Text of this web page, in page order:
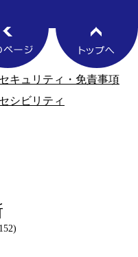
キュリティ・免責事項
シビリティ